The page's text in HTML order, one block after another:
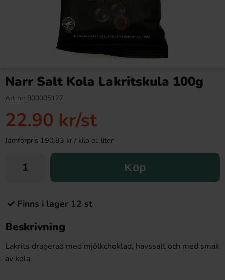
Narr Salt Kola Lakritskula 100g
Art nr: 800005127
22.90 kr/st
Jämförpris 190.83 kr / kilo el. liter
Köp
Finns i lager 12 st
Beskrivning
Lakrits dragerad med mjölkchoklad, havssalt och med smak
av kola.